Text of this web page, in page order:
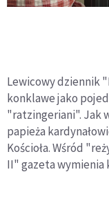
Lewicowy dziennik
konklawe jako
"ratzingeriani". Jak
papieża
Kościoła. Wśród
II" gazeta wymienia